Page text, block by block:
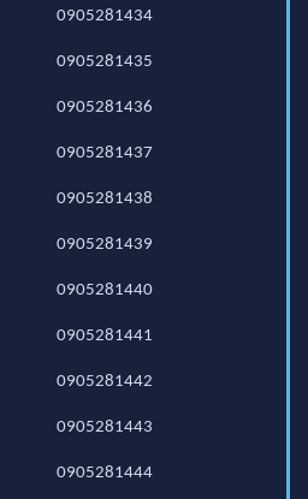
0905281434
0905281435
0905281436
0905281437
0905281438
0905281439
0905281440
0905281441
0905281442
0905281443
0905281444